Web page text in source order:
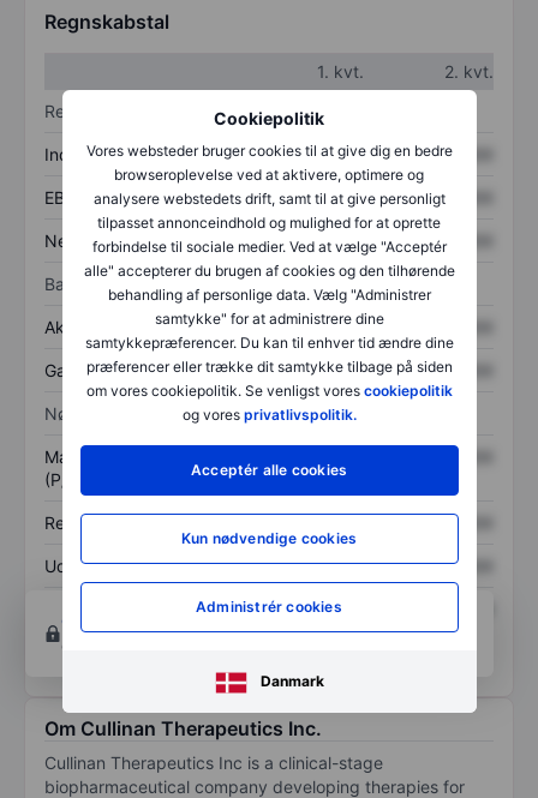
Cookiepolitik
Vores websteder bruger cookies til at give dig en bedre
browseroplevelse ved at aktivere, optimere og
analysere webstedets drift, samt til at give personligt
tilpasset annonceindhold og mulighed for at oprette
forbindelse til sociale medier. Ved at vælge "Acceptér
alle" accepterer du brugen af cookies og den tilhørende
behandling af personlige data. Vælg "Administrer
samtykke" for at administrere dine
samtykkepræferencer. Du kan til enhver tid ændre dine
præferencer eller trække dit samtykke tilbage på siden
om vores cookiepolitik. Se venligst vores cookiepolitik
og vores privatlivspolitik.
Acceptér alle cookies
Kun nødvendige cookies
Administrér cookies
Danmark
Regnskabstal
1. kvt.
2. kvt.
Resultatopgørelse
Indtægter XXXXXXX XXXXXXX
EBITDA XXXXXXX XXXXXXX
Nettoresultat XXXXXXX XXXXXXX
Balance
Aktiver i alt XXXXXXX
Gæld XXXXXXX XXXXXXX
Nøgletal
Markedsværdi/omsætning
(P/S)
Resultat pr. aktie (EPS) XXXXXXX
Udbytte pr. aktie XXXXXXX XXXXXXX
Afkast af egenkapital XXXXXXX
Opret konto
og analyse værktøjer.
Om Cullinan Therapeutics Inc.
Cullinan Therapeutics Inc is a clinical-stage
biopharmaceutical company developing therapies for